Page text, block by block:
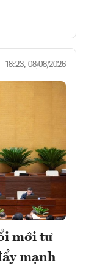
18:23, 08/08/2026
mới tư
mạnh